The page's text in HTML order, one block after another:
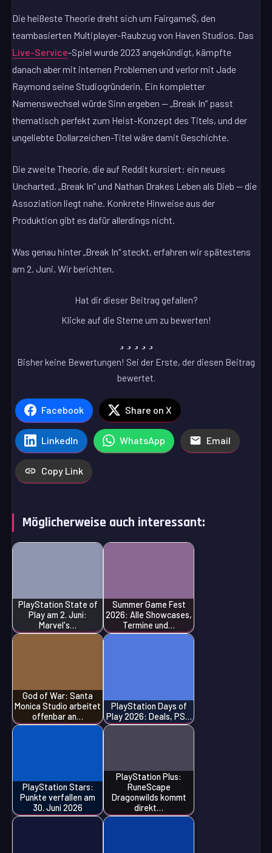
Die heißeste Theorie dreht sich um Fairgame$, den
teambasierten Multiplayer-Raubzug von Haven Studios. Das
Live-Service-Spiel wurde 2023 angekündigt, kämpfte
danach aber mit internen Problemen und verlor mit Jade
Raymond seine Studiogründerin. Ein kompletter
Namenswechsel würde Sinn ergeben — „Break In“ passt
thematisch perfekt zum Heist-Konzept des Titels, und der
ungeliebte Dollarzeichen-Titel wäre damit Geschichte.
Die zweite Theorie, die auf Reddit kursiert: ein neues
Uncharted. „Break In“ und Nathan Drakes Leben als Dieb — die
Assoziation liegt nahe. Konkrete Hinweise aus der
Produktion gibt es dafür allerdings nicht.
Was genau hinter „Break In“ steckt, erfahren wir spätestens
am 2. Juni. Wir berichten.
Hat dir dieser Beitrag gefallen?
Klicke auf die Sterne um zu bewerten!
Bisher keine Bewertungen! Sei der Erste, der diesen Beitrag
bewertet.
Facebook Share on X
LinkedIn WhatsApp Email
Copy Link
Möglicherweise auch interessant:
PlayStation State of
Play am 2. Juni:
Marvel's…
Summer Game Fest
2026: Alle Showcases,
Termine und…
God of War: Santa
Monica Studio arbeitet
offenbar an…
PlayStation Days of
Play 2026: Deals, PS…
PlayStation Stars:
Punkte verfallen am
30. Juni 2026
PlayStation Plus:
RuneScape
Dragonwilds kommt
direkt…